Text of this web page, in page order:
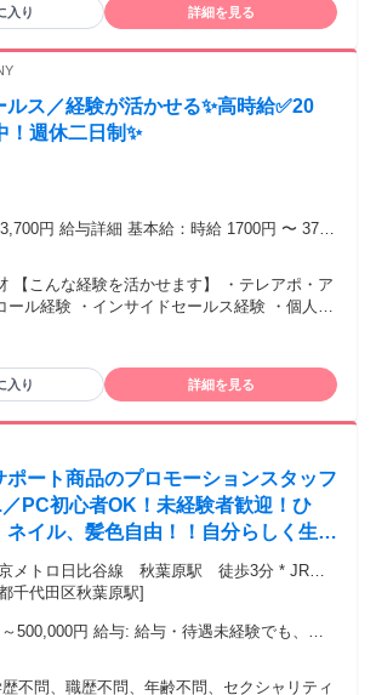
破りたい」 「人生を変えるきっかけや、自立
歩を踏み出したい方を全力で応援します！
入り 詳細を見る
ルス／経験が活かせる✨高時給✅20
！週休二日制✨
円 給与詳細 基本給：時給 1700円 〜 3700
時間稼働 時給1,700
■月120時間稼働 時給
ィブ
2,500円×170時間 月額報酬425,000円 + インセンティブ
【こんな経験を活かせます】 ・テレアポ・ア
ール経験 ・インサイドセールス経験 ・個人／
ビス案内の経験 業界や扱っていた商
。 営業・接客の実務経験1年前後を目安として
得意な方 ・アポイント獲得・案内が得意な方
トバウンド営業経験がある方 ・架電数やアポ
意識して働いた経験がある方 ・副業、物販、
のテーマに関心がある方 学歴・業界経験
入り 詳細を見る
ポート商品のプロモーションスタッフ
／PC初心者OK！未経験者歓迎！ひ
ネイル、髪色自由！！自分らしく生き
歩3分 * つくばエクスプレス 秋葉原駅 徒
千代田区秋葉原駅]
給与: 給与・待遇未経験でも、し